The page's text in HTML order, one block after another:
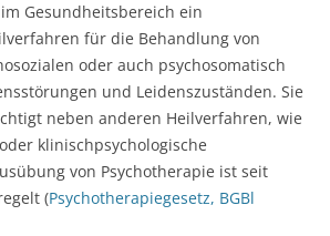
Gesundheitsbereich ein
für die Behandlung von
oder auch psychosomatisch
und Leidenszuständen. Sie
neben anderen Heilverfahren, wie
klinischpsychologische
von Psychotherapie ist seit
(Psychotherapiegesetz, BGBl